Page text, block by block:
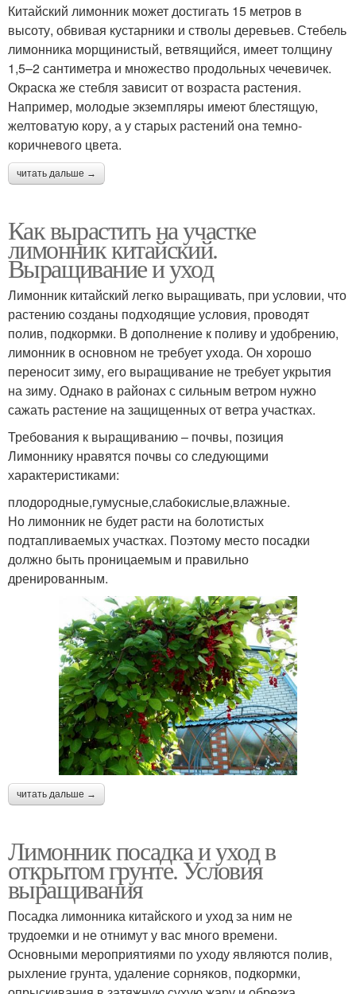
Китайский лимонник может достигать 15 метров в
высоту, обвивая кустарники и стволы деревьев. Стебель
лимонника морщинистый, ветвящийся, имеет толщину
1,5–2 сантиметра и множество продольных чечевичек.
Окраска же стебля зависит от возраста растения.
Например, молодые экземпляры имеют блестящую,
желтоватую кору, а у старых растений она темно-
коричневого цвета.
читать дальше →
Как вырастить на участке
лимонник китайский.
Выращивание и уход
Лимонник китайский легко выращивать, при условии, что
растению созданы подходящие условия, проводят
полив, подкормки. В дополнение к поливу и удобрению,
лимонник в основном не требует ухода. Он хорошо
переносит зиму, его выращивание не требует укрытия
на зиму. Однако в районах с сильным ветром нужно
сажать растение на защищенных от ветра участках.
Требования к выращиванию – почвы, позиция
Лимоннику нравятся почвы со следующими
характеристиками:
плодородные,гумусные,слабокислые,влажные.
Но лимонник не будет расти на болотистых
подтапливаемых участках. Поэтому место посадки
должно быть проницаемым и правильно
дренированным.
читать дальше →
Лимонник посадка и уход в
открытом грунте. Условия
выращивания
Посадка лимонника китайского и уход за ним не
трудоемки и не отнимут у вас много времени.
Основными мероприятиями по уходу являются полив,
рыхление грунта, удаление сорняков, подкормки,